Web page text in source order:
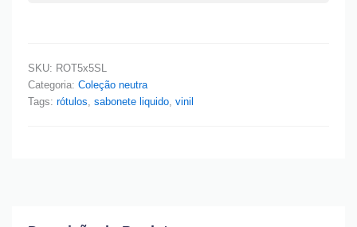
SKU: ROT5x5SL
Categoria: Coleção neutra
Tags: rótulos, sabonete liquido, vinil